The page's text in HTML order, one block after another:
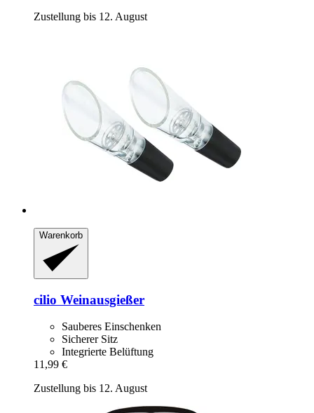
Zustellung bis 12. August
Warenkorb
cilio Weinausgießer
Sauberes Einschenken
Sicherer Sitz
Integrierte Belüftung
11,99 €
Zustellung bis 12. August